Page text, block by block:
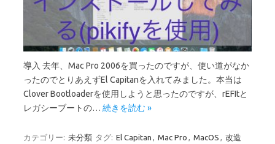
導入 去年、Mac Pro 2006を買ったのですが、使い道がなか
ったのでとりあえずEl Capitanを入れてみました。本当は
Clover Bootloaderを使用しようと思ったのですが、rEFItと
レガシーブートの… 続きを読む »
カテゴリー: 未分類 タグ: El Capitan Mac Pro MacOS 改造